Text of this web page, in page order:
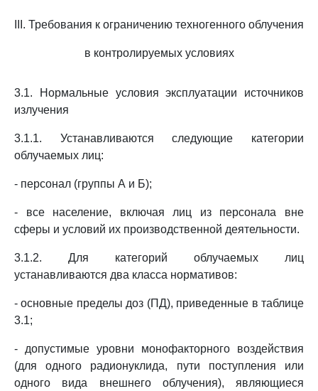
III. Требования к ограничению техногенного облучения
в контролируемых условиях
3.1. Нормальные условия эксплуатации источников
излучения
3.1.1. Устанавливаются следующие категории
облучаемых лиц:
- персонал (группы А и Б);
- все население, включая лиц из персонала вне
сферы и условий их производственной деятельности.
3.1.2. Для категорий облучаемых лиц
устанавливаются два класса нормативов:
- основные пределы доз (ПД), приведенные в таблице
3.1;
- допустимые уровни монофакторного воздействия
(для одного радионуклида, пути поступления или
одного вида внешнего облучения), являющиеся